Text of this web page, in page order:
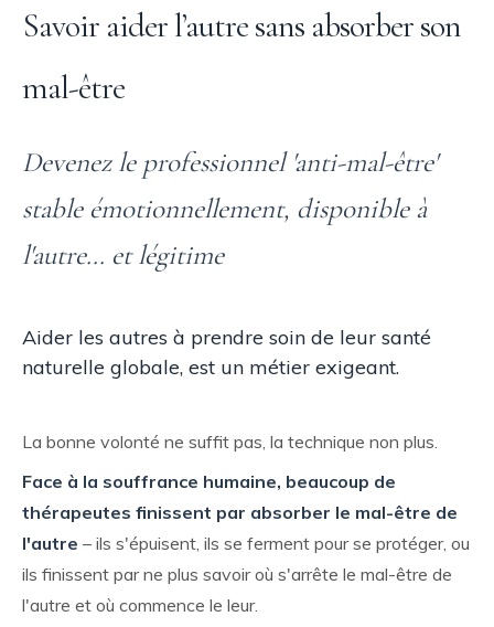
Savoir aider l’autre sans absorber son
mal-être
Devenez le professionnel 'anti-mal-être'
stable émotionnellement, disponible à
l'autre... et légitime
Aider les autres à prendre soin de leur santé
naturelle globale, est un métier exigeant.
La bonne volonté ne suffit pas, la technique non plus.
Face à la souffrance humaine, beaucoup de
thérapeutes finissent par absorber le mal-être de
l'autre – ils s'épuisent, ils se ferment pour se protéger, ou
ils finissent par ne plus savoir où s'arrête le mal-être de
l'autre et où commence le leur.